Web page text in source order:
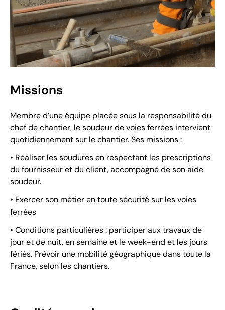
Missions
Membre d’une équipe placée sous la responsabilité du
chef de chantier, le soudeur de voies ferrées intervient
quotidiennement sur le chantier. Ses missions :
• Réaliser les soudures en respectant les prescriptions
du fournisseur et du client, accompagné de son aide
soudeur.
• Exercer son métier en toute sécurité sur les voies
ferrées
• Conditions particulières : participer aux travaux de
jour et de nuit, en semaine et le week-end et les jours
fériés. Prévoir une mobilité géographique dans toute la
France, selon les chantiers.